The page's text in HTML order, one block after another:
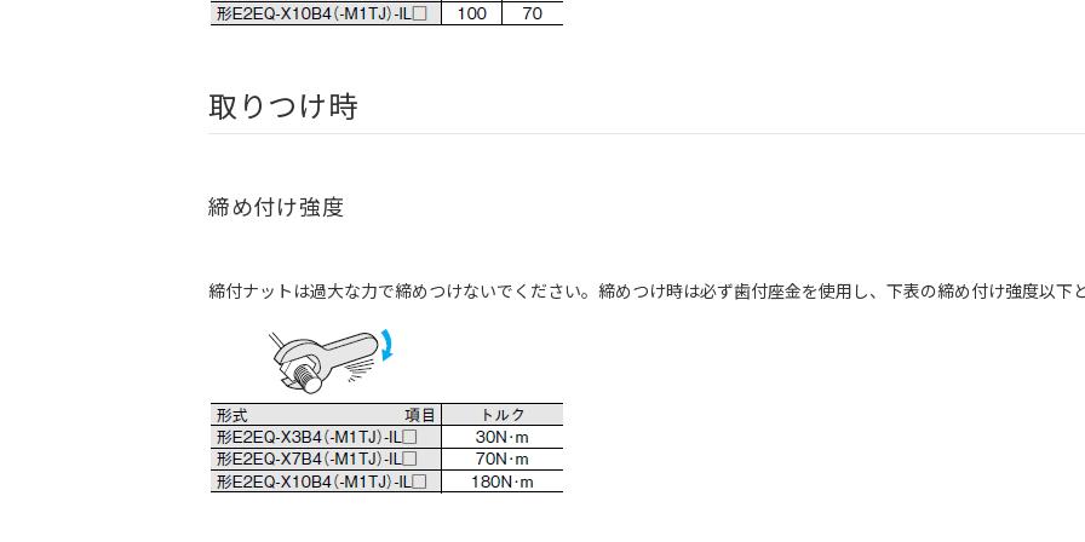
取りつけ時
締め付け強度
締付ナットは過大な力で締めつけないでください。締めつけ時は必ず歯付座金を使用し、下表の締め付け強度以下